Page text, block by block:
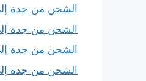
الشحن من جدة
الشحن من جدة
الشحن من جدة
الشحن من جدة